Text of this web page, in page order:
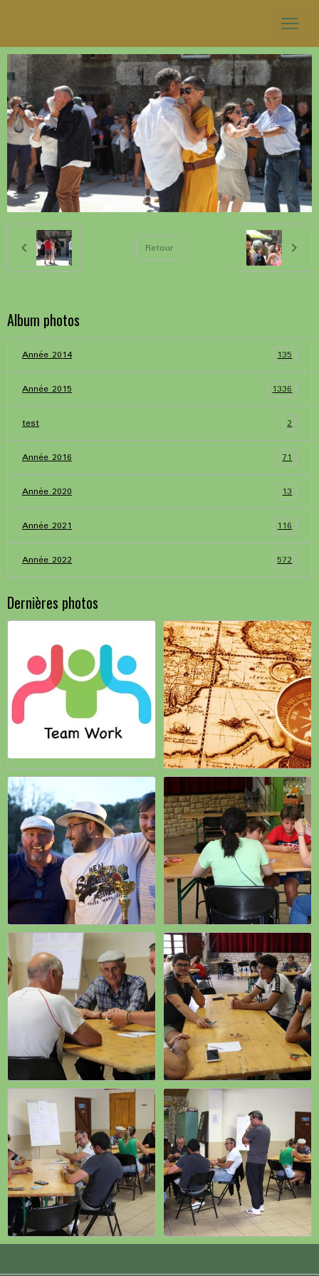
Retour
Album photos
Année 2014 135
Année 2015 1336
test 2
Année 2016 71
Année 2020 13
Année 2021 116
Année 2022 572
Dernières photos